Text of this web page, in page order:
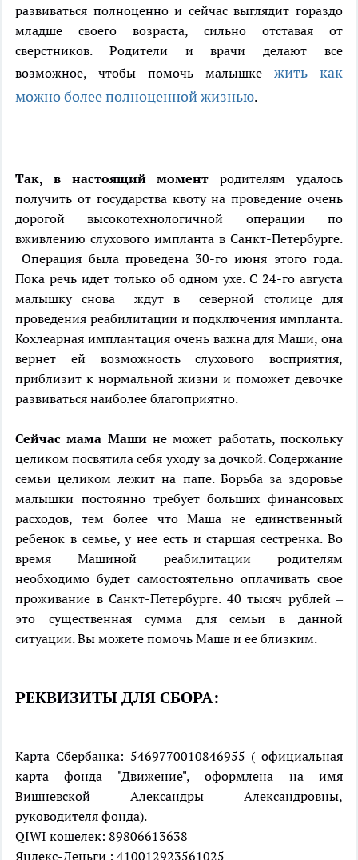
развиваться полноценно и сейчас выглядит гораздо
младше своего возраста, сильно отставая от
сверстников. Родители и врачи делают все
возможное, чтобы помочь малышке жить как
можно более полноценной жизнью.
Так, в настоящий момент родителям удалось
получить от государства квоту на проведение очень
дорогой высокотехнологичной операции по
вживлению слухового импланта в Санкт-Петербурге.
Операция была проведена 30-го июня этого года.
Пока речь идет только об одном ухе. С 24-го августа
малышку снова ждут в северной столице для
проведения реабилитации и подключения импланта.
Кохлеарная имплантация очень важна для Маши, она
вернет ей возможность слухового восприятия,
приблизит к нормальной жизни и поможет девочке
развиваться наиболее благоприятно.
Сейчас мама Машине может работать, поскольку
целиком посвятила себя уходу за дочкой. Содержание
семьи целиком лежит на папе. Борьба за здоровье
малышки постоянно требует больших финансовых
расходов, тем более что Маша не единственный
ребенок в семье, у нее есть и старшая сестренка. Во
время Машиной реабилитации родителям
необходимо будет самостоятельно оплачивать свое
проживание в Санкт-Петербурге. 40 тысяч рублей –
это существенная сумма для семьи в данной
ситуации. Вы можете помочь Маше и ее близким.
РЕКВИЗИТЫ ДЛЯ СБОРА:
Карта Сбербанка: 5469770010846955 ( официальная
карта фонда "Движение", оформлена на имя
Вишневской Александры Александровны,
руководителя фонда).
QIWI кошелек: 89806613638
Яндекс-Деньги : 410012923561025